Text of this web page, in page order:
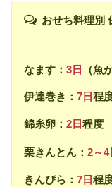
おせち料理別
なます：3日 （魚
伊達巻き：7日程
錦糸卵：2日程度
栗きんとん：2～4
きんぴら：7日程